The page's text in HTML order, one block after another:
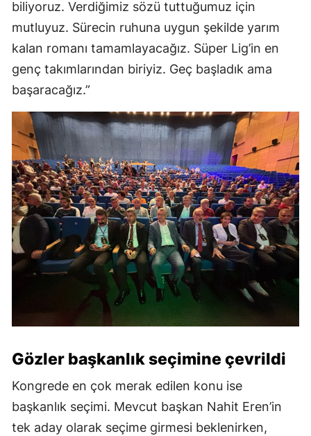
biliyoruz. Verdiğimiz sözü tuttuğumuz için
mutluyuz. Sürecin ruhuna uygun şekilde yarım
kalan romanı tamamlayacağız. Süper Lig’in en
genç takımlarından biriyiz. Geç başladık ama
başaracağız.”
Gözler başkanlık seçimine çevrildi
Kongrede en çok merak edilen konu ise
başkanlık seçimi. Mevcut başkan Nahit Eren’in
tek aday olarak seçime girmesi beklenirken,